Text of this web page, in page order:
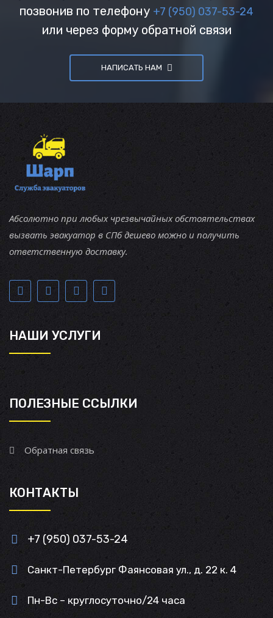
позвонив по телефону +7 (950) 037-53-24
или через форму обратной связи
НАПИСАТЬ НАМ
Абсолютно при любых чрезвычайных обстоятельствах
вызвать эвакуатор в СПб дешево можно и получить
ответственную доставку.
НАШИ УСЛУГИ
ПОЛЕЗНЫЕ ССЫЛКИ
Обратная связь
КОНТАКТЫ
+7 (950) 037-53-24
Санкт-Петербург Фаянсовая ул., д. 22 к. 4
Пн-Вс – круглосуточно/24 часа